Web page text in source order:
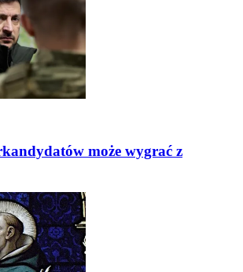
może wygrać z